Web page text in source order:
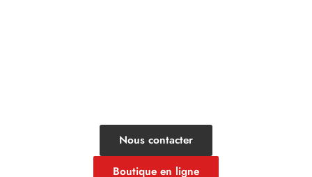
Nous contacter
Boutique en ligne